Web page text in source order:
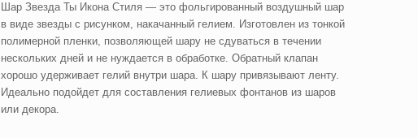
Шар Звезда Ты Икона Стиля — это фольгированный воздушный шар
в виде звезды с рисунком, накачанный гелием. Изготовлен из тонкой
полимерной пленки, позволяющей шару не сдуваться в течении
нескольких дней и не нуждается в обработке. Обратный клапан
хорошо удерживает гелий внутри шара. К шару привязывают ленту.
Идеально подойдет для составления гелиевых фонтанов из шаров
или декора.